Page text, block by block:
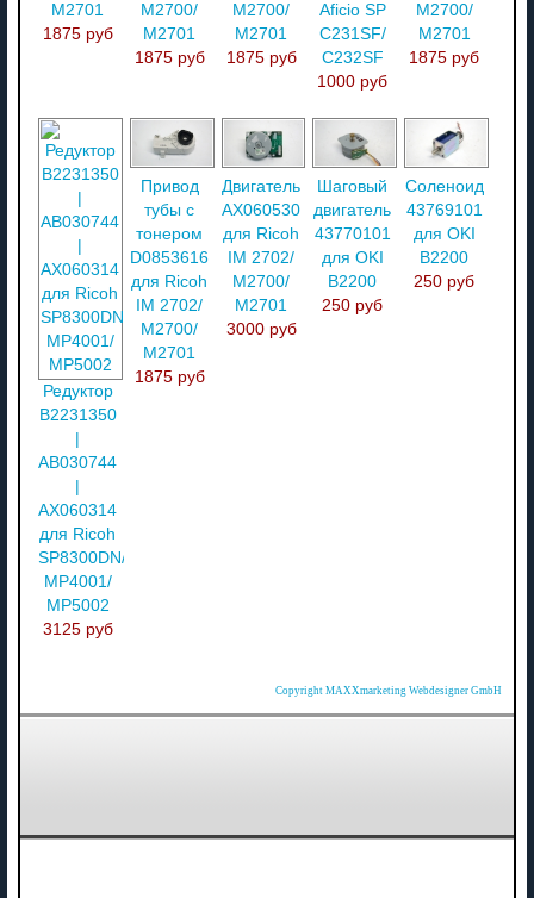
M2701
1875 руб
M2700/
M2701
1875 руб
M2700/
M2701
1875 руб
Aficio SP
C231SF/
C232SF
1000 руб
M2700/
M2701
1875 руб
Редуктор
B2231350
AB030744
AX060314
для Ricoh
SP8300DN/
MP4001/
MP5002
3125 руб
Привод
тубы с
тонером
D0853616
для Ricoh
IM 2702/
M2700/
M2701
1875 руб
Двигатель
AX060530
для Ricoh
IM 2702/
M2700/
M2701
3000 руб
Шаговый
двигатель
43770101
для OKI
B2200
250 руб
Соленоид
43769101
для OKI
B2200
250 руб
Copyright MAXXmarketing Webdesigner GmbH